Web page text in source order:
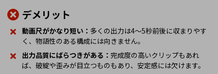
デメリット
動画尺がかなり短い： 多くの出力は4〜5秒前後に収まりやす
く、物語性のある構成には向きません。
出力品質にばらつきがある： 完成度の高いクリップもあれ
ば、破綻や歪みが目立つものもあり、安定感には欠けます。